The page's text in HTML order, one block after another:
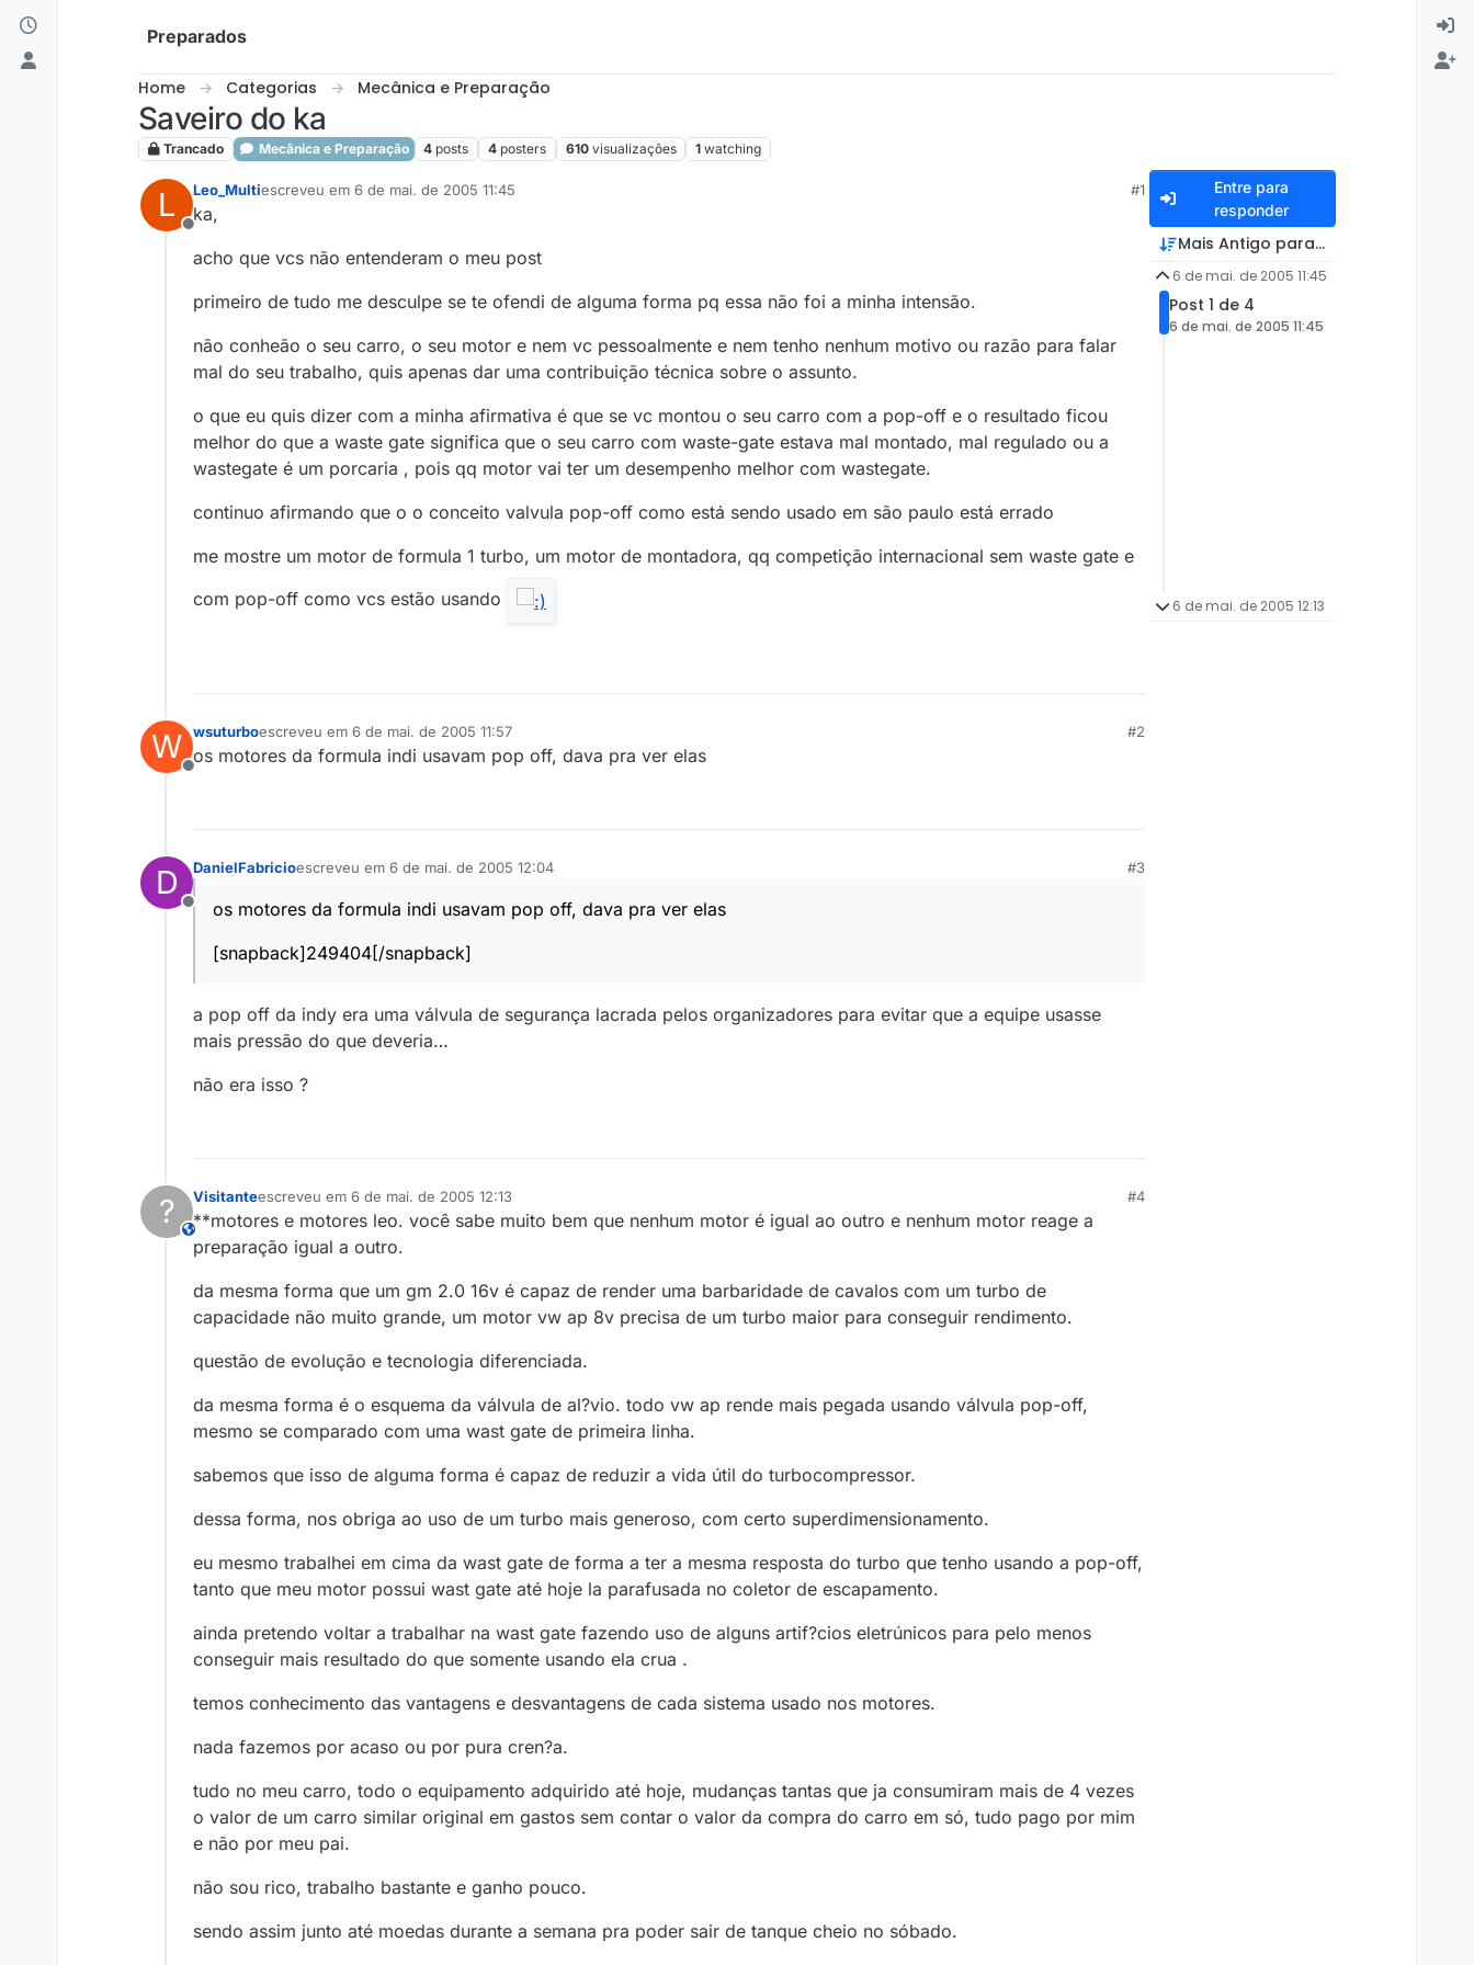
Skip to content
Preparados
Home Categorias Mecânica e Preparação
Saveiro do ka
Trancado Mecânica e Preparação 4 posts 4 posters 610 visualizações 1 watching
L
Offline
Leo_Multiescreveu em 6 de mai. de 2005 11:45
última edição por
#1
ka,
acho que vcs não entenderam o meu post
primeiro de tudo me desculpe se te ofendi de alguma forma pq essa não foi a minha intensão.
não conheão o seu carro, o seu motor e nem vc pessoalmente e nem tenho nenhum motivo ou razão para falar
mal do seu trabalho, quis apenas dar uma contribuição técnica sobre o assunto.
o que eu quis dizer com a minha afirmativa é que se vc montou o seu carro com a pop-off e o resultado ficou
melhor do que a waste gate significa que o seu carro com waste-gate estava mal montado, mal regulado ou a
wastegate é um porcaria , pois qq motor vai ter um desempenho melhor com wastegate.
continuo afirmando que o o conceito valvula pop-off como está sendo usado em são paulo está errado
me mostre um motor de formula 1 turbo, um motor de montadora, qq competição internacional sem waste gate e
com pop-off como vcs estão usando
W
Offline
wsuturboescreveu em 6 de mai. de 2005 11:57
última edição por
#2
os motores da formula indi usavam pop off, dava pra ver elas
D
Offline
DanielFabricioescreveu em 6 de mai. de 2005 12:04
última edição por
#3
os motores da formula indi usavam pop off, dava pra ver elas
[snapback]249404[/snapback]
a pop off da indy era uma válvula de segurança lacrada pelos organizadores para evitar que a equipe usasse
mais pressão do que deveria…
não era isso ?
? This user is from outside of this forum
Visitanteescreveu em 6 de mai. de 2005 12:13
última edição por
#4
**motores e motores leo. você sabe muito bem que nenhum motor é igual ao outro e nenhum motor reage a
preparação igual a outro.
da mesma forma que um gm 2.0 16v é capaz de render uma barbaridade de cavalos com um turbo de
capacidade não muito grande, um motor vw ap 8v precisa de um turbo maior para conseguir rendimento.
questão de evolução e tecnologia diferenciada.
da mesma forma é o esquema da válvula de al?vio. todo vw ap rende mais pegada usando válvula pop-off,
mesmo se comparado com uma wast gate de primeira linha.
sabemos que isso de alguma forma é capaz de reduzir a vida útil do turbocompressor.
dessa forma, nos obriga ao uso de um turbo mais generoso, com certo superdimensionamento.
eu mesmo trabalhei em cima da wast gate de forma a ter a mesma resposta do turbo que tenho usando a pop-off,
tanto que meu motor possui wast gate até hoje la parafusada no coletor de escapamento.
ainda pretendo voltar a trabalhar na wast gate fazendo uso de alguns artif?cios eletrúnicos para pelo menos
conseguir mais resultado do que somente usando ela crua .
temos conhecimento das vantagens e desvantagens de cada sistema usado nos motores.
nada fazemos por acaso ou por pura cren?a.
tudo no meu carro, todo o equipamento adquirido até hoje, mudanças tantas que ja consumiram mais de 4 vezes
o valor de um carro similar original em gastos sem contar o valor da compra do carro em só, tudo pago por mim
e não por meu pai.
não sou rico, trabalho bastante e ganho pouco.
sendo assim junto até moedas durante a semana pra poder sair de tanque cheio no sóbado.
Entre para
responder
Mais Antigo para Mais Recente
6 de mai. de 2005 11:45
Post 1 de 4
6 de mai. de 2005 11:45
6 de mai. de 2005 12:13